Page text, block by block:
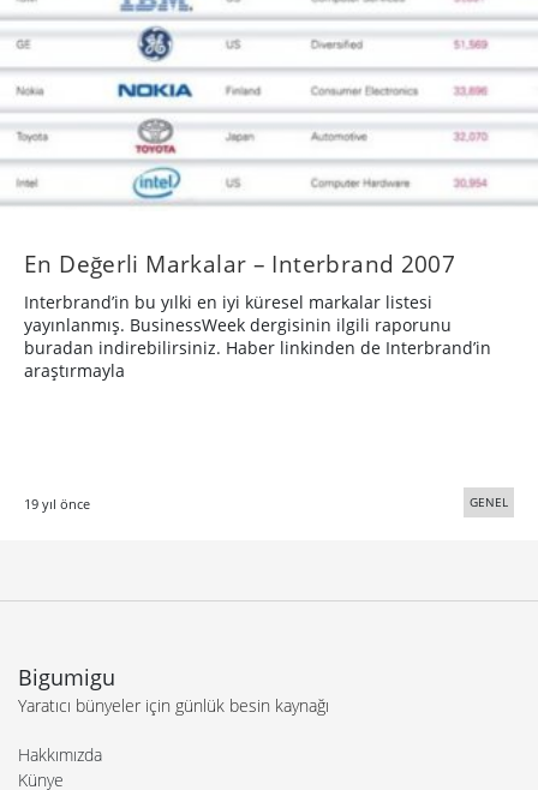
En Değerli Markalar – Interbrand 2007
Interbrand’in bu yılki en iyi küresel markalar listesi
yayınlanmış. BusinessWeek dergisinin ilgili raporunu
buradan indirebilirsiniz. Haber linkinden de Interbrand’in
araştırmayla
19 yıl önce GENEL
Bigumigu
Yaratıcı bünyeler için günlük besin kaynağı
Hakkımızda
Künye